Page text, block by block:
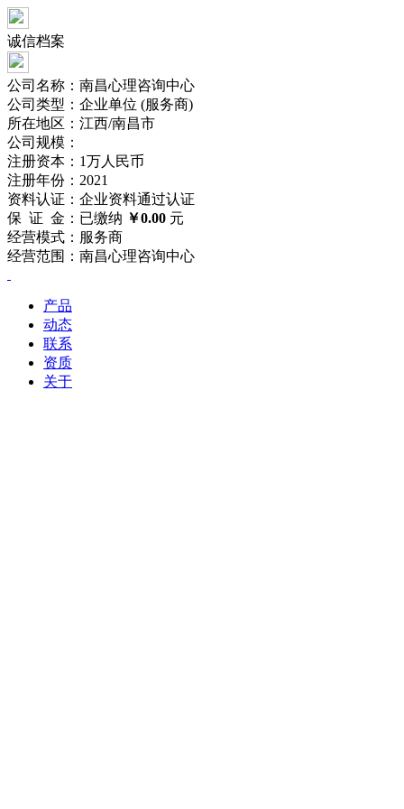
诚信档案
公司名称：南昌心理咨询中心
公司类型：企业单位 (服务商)
所在地区：江西/南昌市
公司规模：
注册资本：1万人民币
注册年份：2021
资料认证：企业资料通过认证
保 证 金：已缴纳 ￥0.00 元
经营模式：服务商
经营范围：南昌心理咨询中心
产品
动态
联系
资质
关于